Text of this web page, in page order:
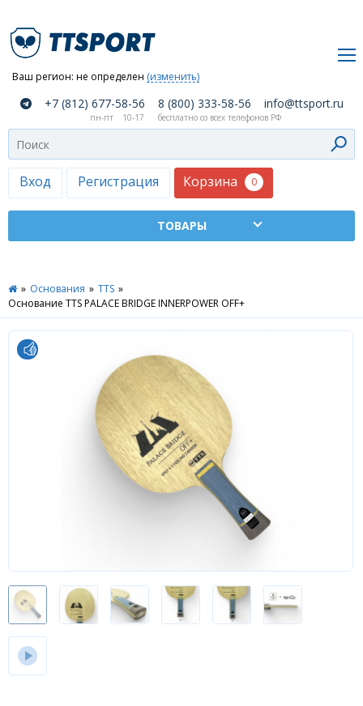
Ваш регион: не определен (изменить)
Вход Регистрация Корзина 0
компании
Как
сделать
заказ
Оплата
доставка
Москва
Дилеры
Контакты
+7 (812) 677-58-56 8 (800) 333-58-56 info@ttsport.ru
пн-пт 10-17 бесплатно со всех телефонов РФ
» Основания » TTS »
Основание TTS PALACE BRIDGE INNERPOWER OFF+